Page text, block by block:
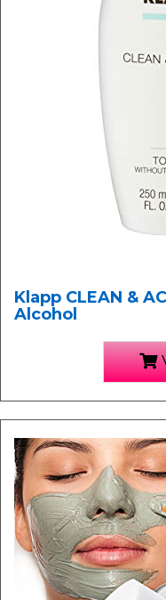
Klapp CLEAN &
Alcohol